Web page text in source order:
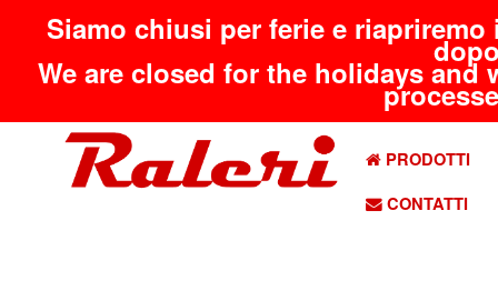
Siamo chiusi per ferie e
We are closed for the holidays
PRODOTTI
CONTATTI